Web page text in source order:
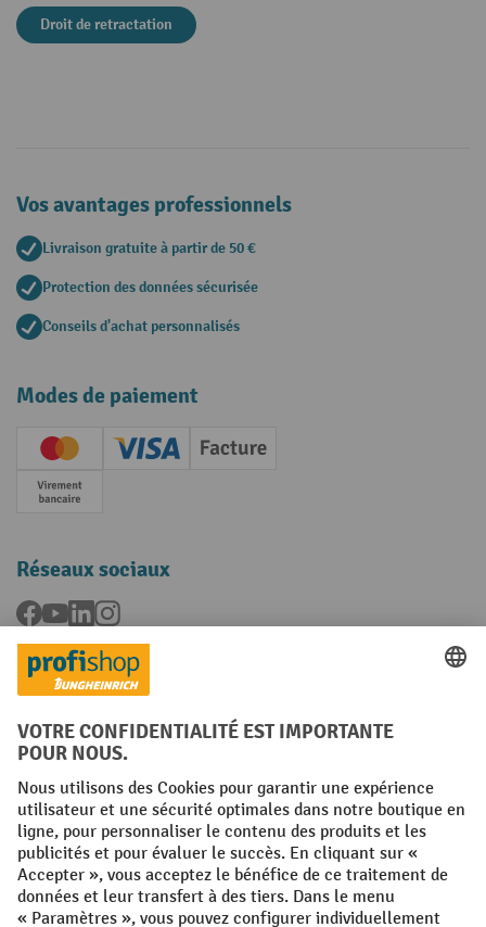
Droit de retractation
Vos avantages professionnels
Livraison gratuite à partir de 50 €
Protection des données sécurisée
Conseils d'achat personnalisés
Modes de paiement
Creditcard (Master)Creditcard (Visa)
Facture
Paiement anticipé
Réseaux sociaux
Facebook
YouTubeLinkedInInstagram
Langues
FR NL
Conditions générales Mentions légales
Protection des Données Politique de cookies